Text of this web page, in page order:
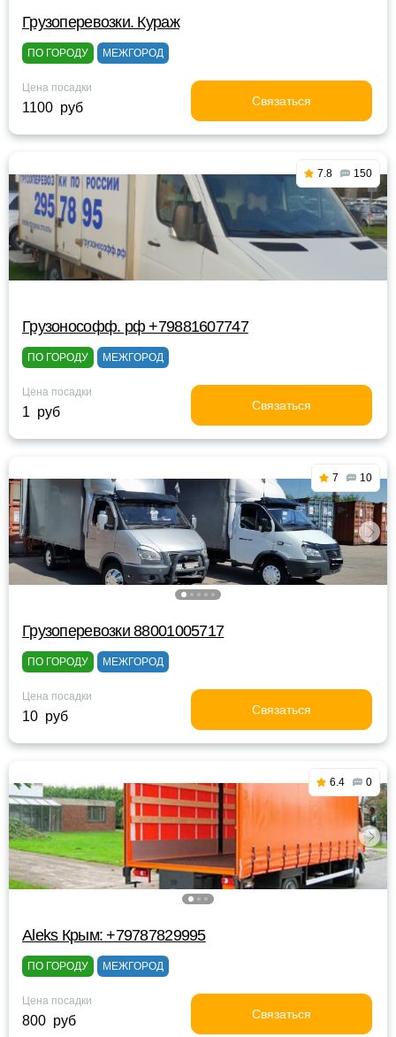
Грузоперевозки. Кураж
ПО ГОРОДУ МЕЖГОРОД
Цена посадки
1100 руб Связаться
7.8 150
Грузонософф. рф +79881607747
ПО ГОРОДУ МЕЖГОРОД
Цена посадки
1 руб Связаться
7 10
Грузоперевозки 88001005717
ПО ГОРОДУ МЕЖГОРОД
Цена посадки
10 руб Связаться
6.4 0
Aleks Крым: +79787829995
ПО ГОРОДУ МЕЖГОРОД
Цена посадки
800 руб Связаться